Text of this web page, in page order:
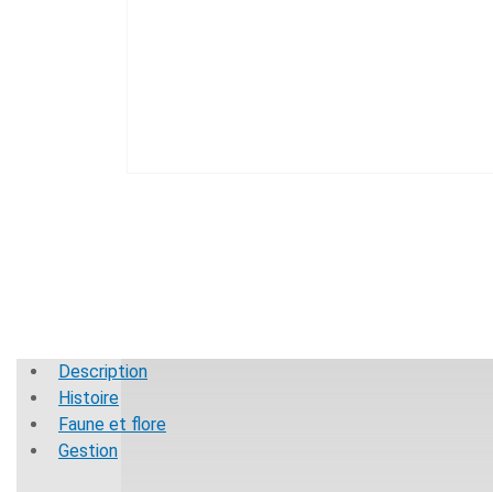
Description
Histoire
Faune et flore
Gestion